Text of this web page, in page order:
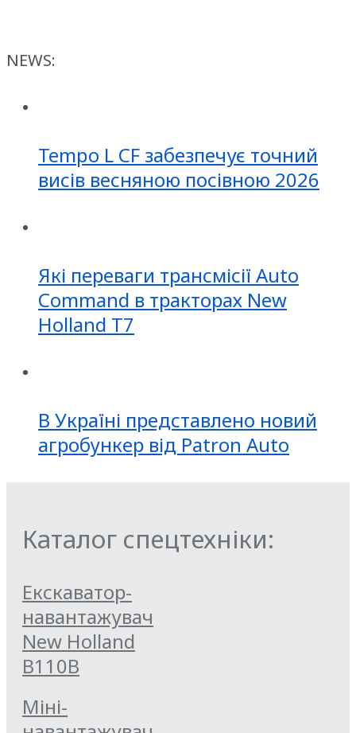
NEWS:
Tempo L CF забезпечує точний
висів весняною посівною 2026
Які переваги трансмісії Auto
Command в тракторах New
Holland T7
В Україні представлено новий
агробункер від Patron Auto
Каталог спецтехніки:
Екскаватор-
навантажувач
New Holland
B110B
Міні-